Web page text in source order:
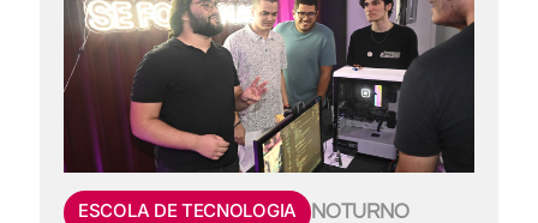
ESCOLA DE TECNOLOGIA NOTURNO